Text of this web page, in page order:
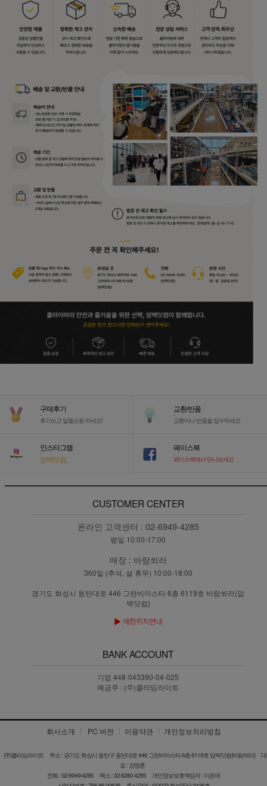
구매후기
-
후기쓰고 알뜰쇼핑 하세요!
교환/반품
-
교환이나 반품을 접수하세요
인스타그램
-
암벽닷컴
페이스북
-
페이스북에서 만나보세요
CUSTOMER CENTER
온라인 고객센터 : 02-6949-4285
평일 10:00-17:00
매장 : 바람쐬러
360일 (추석, 설 휴무) 10:00-18:00
경기도 화성시 동탄대로 446 그란비아스타 6층 6119호 바람쐬러(암
벽닷컴)
BANK ACCOUNT
기업 448-043390-04-025
예금주 : (주)클라임라이트
회사소개 PC 버전 이용약관 개인정보처리방침
(주)클라임라이트 주소 : 경기도 화성시 동탄구 동탄대로 446 그란비아스타 6층 6119호 암벽닷컴(바람쐬러)
대
표 : 강명훈
전화 : 02-6949-4285
팩스 : 02-6280-4285
개인정보보호책임자 : 이은애